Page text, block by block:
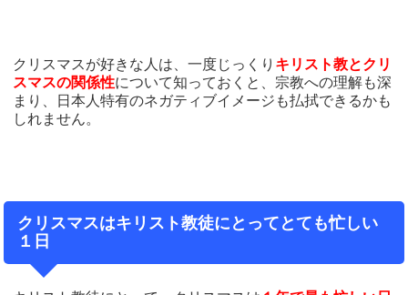
クリスマスが好きな人は、一度じっくり キリスト教とクリ
スマスの関係性について知っておくと、宗教への理解も深
まり、日本人特有のネガティブイメージも払拭できるかも
しれません。
クリスマスはキリスト教徒にとってとても忙しい
１日